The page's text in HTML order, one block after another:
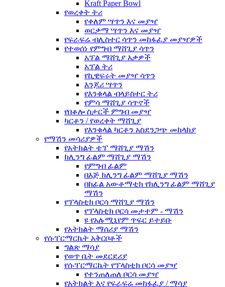
Kraft Paper Bowl
የወረቀት ትሪ
የቀለም ሣጥን እና መያዣ
ወርቃማ ሣጥን እና መያዣ
የፍራፍሬ ብሊስተር ሳጥን መከፋፈያ መያዣዎች
የተወሰነ የምግብ ማሸጊያ ሳጥን
አፕል ማሸጊያ እቃዎች
አፕል ትሪ
የኪዊፍሩት መያዣ ሳጥን
እንጆሪ ሣጥን
የእንቁላል ብላይስተር ትሪ
የምሳ ማሸጊያ ሳጥኖች
የበቆሎ ስታርች ምግብ መያዣ
ካርቶን / የወረቀት ማሸጊያ
የእንቁላል ካርቶን አስደንጋጭ መከላከያ
የማሽን መሳሪያዎች
የአትክልት ቴፕ ማሸጊያ ማሽን
ክሊንግ ፊልም ማሸጊያ ማሽን
የምግብ ፊልም
በእጅ ክሊንግ ፊልም ማሸጊያ ማሽን
በከፊል አውቶማቲክ የክሊንግ ፊልም ማሸጊያ
ማሽን
የፕላስቲክ ቦርሳ ማሸጊያ ማሽን
የፕላስቲክ ቦርሳ መታተም - ማሽን
ዩ የአሉሚኒየም ጥፍር ይተይቡ
የአትክልት ማሰሪያ ማሽን
የሱፐርማርኬት አቅርቦቶች
ግልጽ ማሳያ
የወጥ ቤት መደርደሪያ
የሱፐርማርኬት የፕላስቲክ ቦርሳ መያዣ
የተንጠለጠለ ቦርሳ መያዣ
የአትክልት እና የፍራፍሬ መከፋፈያ / ማሳያ